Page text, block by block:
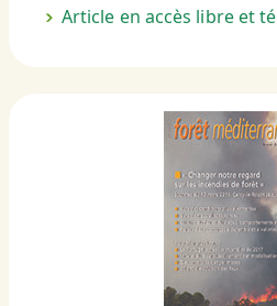
Article en accès libre et